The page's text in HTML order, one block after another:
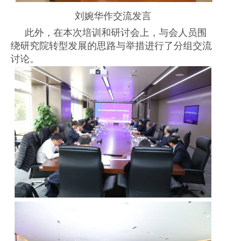
刘婉华作交流发言
此外，在本次培训和研讨会上，与会人员围
绕研究院转型发展的思路与举措进行了分组交流
讨论。